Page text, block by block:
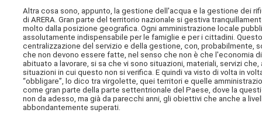
Altra cosa sono, appunto, la gestione dell'acqua e la gestione dei
di ARERA. Gran parte del territorio nazionale si gestiva
molto dalla posizione geografica. Ogni amministrazione locale
assolutamente indispensabile per le famiglie e per i cittadini.
centralizzazione del servizio e della gestione, con,
che non devono essere fatte, nel senso che non è che l'economia
abituato a lavorare, si sa che vi sono situazioni, materiali, servizi
situazioni in cui questo non si verifica. E quindi va visto di volta in
“obbligare”, lo dico tra virgolette, quei territori e quelle
come gran parte della parte settentrionale del Paese, dove la
non da adesso, ma già da parecchi anni, gli obiettivi che anche a
abbondantemente superati.